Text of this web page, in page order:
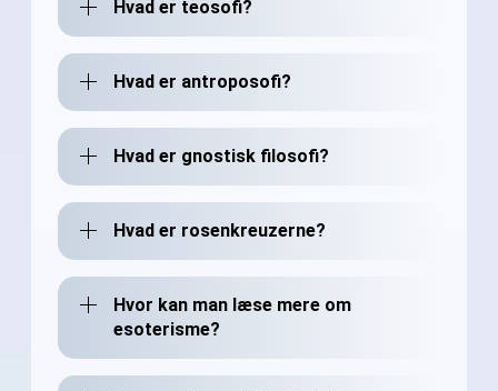
Hvad er teosofi?
Hvad er antroposofi?
Hvad er gnostisk filosofi?
Hvad er rosenkreuzerne?
Hvor kan man læse mere om
esoterisme?